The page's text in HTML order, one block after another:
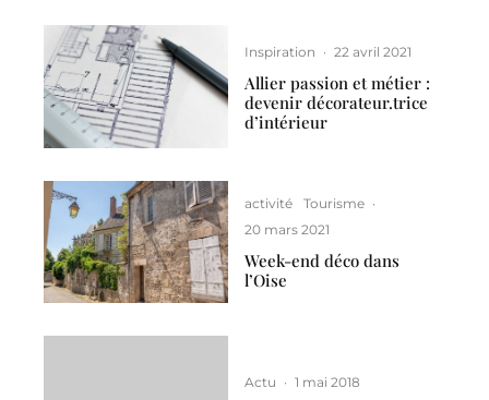
Inspiration · 22 avril 2021
Allier passion et métier :
devenir décorateur.trice
d’intérieur
activité Tourisme ·
20 mars 2021
Week-end déco dans
l’Oise
Actu · 1 mai 2018